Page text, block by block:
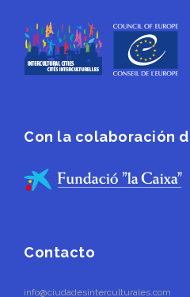
Con la colaboración
Contacto
info@ciudadesinterculturales.com